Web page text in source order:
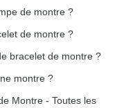
de montre ?
de montre ?
bracelet de montre ?
montre ?
Montre - Toutes les